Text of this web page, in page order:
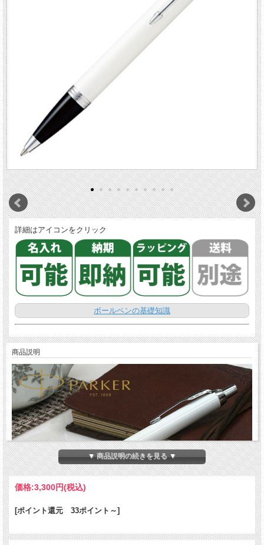
詳細はアイコンをクリック
ボールペンの基礎知識
商品説明
滑らかな書き味とスタイリッシュなフォルムが魅力の実用的なシリーズ「パーカー
▼ 商品説明の続きを見る ▼
価格:3,300円(税込)
[ポイント還元 33ポイント～]